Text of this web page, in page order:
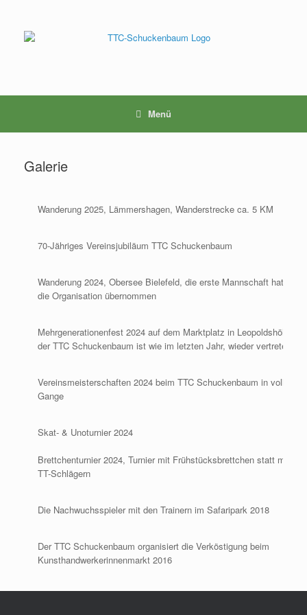
Menü
Galerie
Wanderung 2025, Lämmershagen, Wanderstrecke ca. 5 KM
70-Jähriges Vereinsjubiläum TTC Schuckenbaum
Wanderung 2024, Obersee Bielefeld, die erste Mannschaft hat
die Organisation übernommen
Mehrgenerationenfest 2024 auf dem Marktplatz in Leopoldshöhe,
der TTC Schuckenbaum ist wie im letzten Jahr, wieder vertreten
Vereinsmeisterschaften 2024 beim TTC Schuckenbaum in vollem
Gange
Skat- & Unoturnier 2024
Brettchenturnier 2024, Turnier mit Frühstücksbrettchen statt mit
TT-Schlägern
Die Nachwuchsspieler mit den Trainern im Safaripark 2018
Der TTC Schuckenbaum organisiert die Verköstigung beim
Kunsthandwerkerinnenmarkt 2016